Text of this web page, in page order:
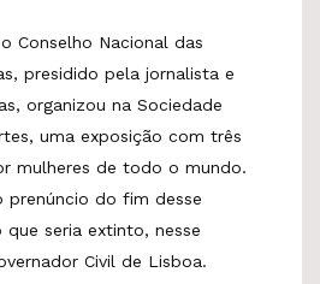
Conselho Nacional das
presidido pela jornalista e
organizou na Sociedade
uma exposição com três
mulheres de todo o mundo.
prenúncio do fim desse
seria extinto, nesse
Civil de Lisboa.